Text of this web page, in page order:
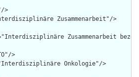
>
Zusammenarbeit"/>
Zusammenarbeit
>
Onkologie"/>